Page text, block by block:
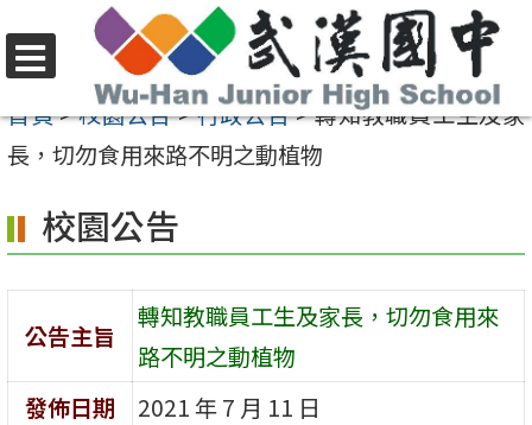
至
要
容
區
選
單
首頁>校園公告>行政公告>轉知教職員工生及家
長，切勿食用來路不明之動植物
校園公告
公告主旨
轉知教職員工生及家長，切勿食用來
路不明之動植物
發佈日期
2021 年 7 月 11 日